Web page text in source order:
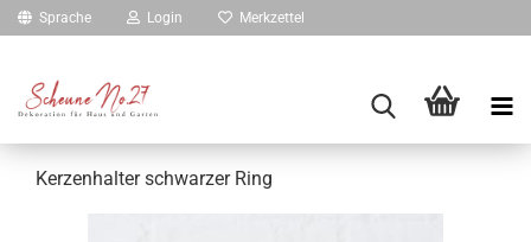
Sprache Login Merkzettel
Kerzenhalter schwarzer Ring